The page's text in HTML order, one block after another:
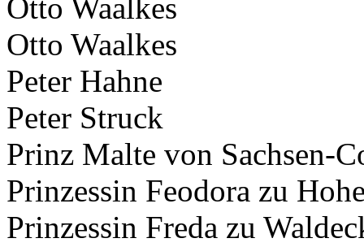
Otto Waalkes
Otto Waalkes
Peter Hahne
Peter Struck
Prinz Malte von Sachsen-
Prinzessin Feodora zu
Prinzessin Freda zu